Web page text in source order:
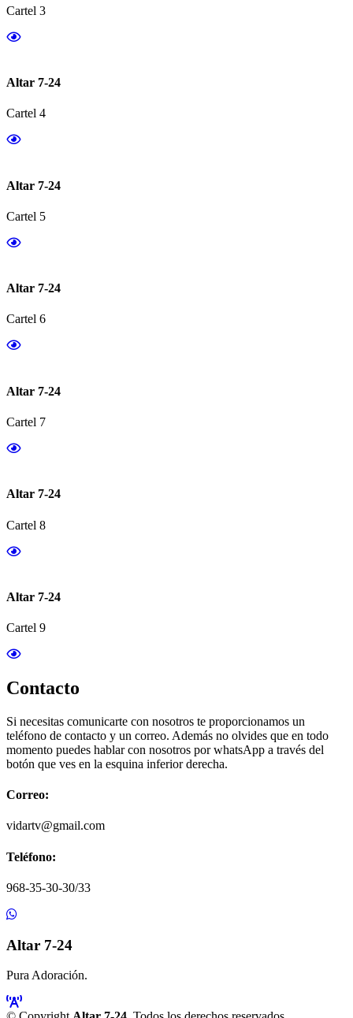
Cartel 3
Altar 7-24
Cartel 4
Altar 7-24
Cartel 5
Altar 7-24
Cartel 6
Altar 7-24
Cartel 7
Altar 7-24
Cartel 8
Altar 7-24
Cartel 9
Contacto
Si necesitas comunicarte con nosotros te proporcionamos un
teléfono de contacto y un correo. Además no olvides que en todo
momento puedes hablar con nosotros por whatsApp a través del
botón que ves en la esquina inferior derecha.
Correo:
vidartv@gmail.com
Teléfono:
968-35-30-30/33
Altar 7-24
Pura Adoración.